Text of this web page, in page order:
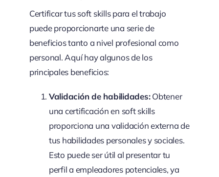
Certificar tus soft skills para el trabajo
puede proporcionarte una serie de
beneficios tanto a nivel profesional como
personal. Aquí hay algunos de los
principales beneficios:
Validación de habilidades:Obtener
una certificación en soft skills
proporciona una validación externa de
tus habilidades personales y sociales.
Esto puede ser útil al presentar tu
perfil a empleadores potenciales, ya